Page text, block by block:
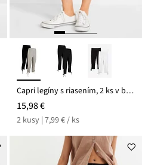
Capri legíny s riasením, 2 ks v balení
15,98 €
2 kusy | 7,99 € / ks